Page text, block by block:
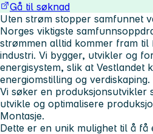
Gå til søknad
Uten strøm stopper samfunnet
Norges viktigste
strømmen alltid kommer fram
industri. Vi bygger, utvikler og
energisystem, slik at Vestlandet
energiomstilling og verdiskaping.
Vi søker en produksjonsutvikler
utvikle og optimalisere
Montasje.
Dette er en unik mulighet til å få